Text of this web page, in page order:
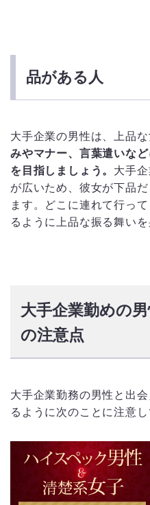
品がある人
大手企業の男性は、上品な
みやマナー、言葉遣いな
を目指しましょう。 大手
が広いため、彼女が下品
ます。どこに連れて行っ
るように上品な振る舞いを
大手企業勤めの
の注意点
大手企業勤務の男性と出
るように次のことに注意し